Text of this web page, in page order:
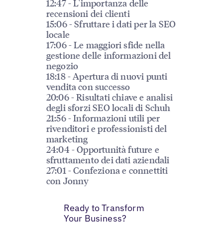
12:47 - L'importanza delle
recensioni dei clienti
15:06 - Sfruttare i dati per la SEO
locale
17:06 - Le maggiori sfide nella
gestione delle informazioni del
negozio
18:18 - Apertura di nuovi punti
vendita con successo
20:06 - Risultati chiave e analisi
degli sforzi SEO locali di Schuh
21:56 - Informazioni utili per
rivenditori e professionisti del
marketing
24:04 - Opportunità future e
sfruttamento dei dati aziendali
27:01 - Confeziona e connettiti
con Jonny
Ready to Transform
Your Business?